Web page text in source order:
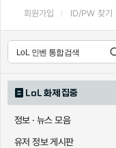
회원가입 ID/PW 찾기
LoL 화제 집중
정보 · 뉴스 모음
유저 정보 게시판